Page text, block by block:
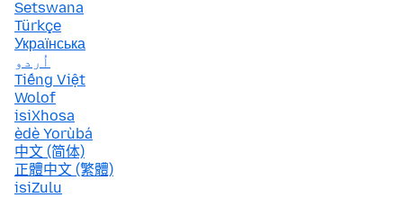
Setswana
Türkçe
Українська
اُردو
Tiếng Việt
Wolof
isiXhosa
èdè Yorùbá
中文 (简体)
正體中文 (繁體)
isiZulu